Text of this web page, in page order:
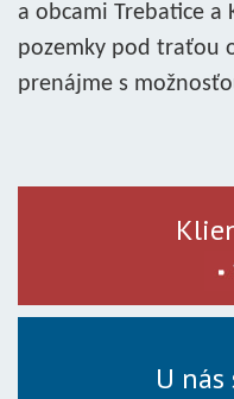
a obcami Trebatice a
pozemky pod traťou
prenájme s
U